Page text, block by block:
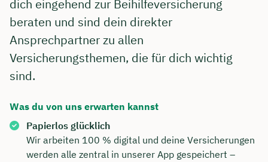
Über Uns
Kontakt
dich eingehend zur Beihilfeversicherung
beraten und sind dein direkter
Ansprechpartner zu allen
Versicherungsthemen, die für dich wichtig
sind.
Was du von uns erwarten kannst
Papierlos glücklich
Wir arbeiten 100 % digital und deine Versicherungen
werden alle zentral in unserer App gespeichert –